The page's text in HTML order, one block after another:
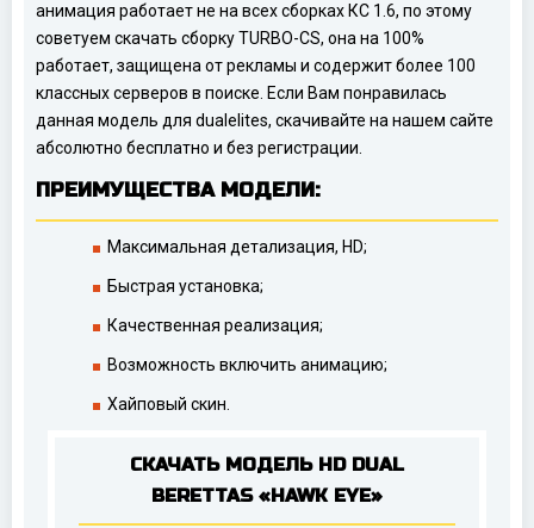
анимация работает не на всех сборках КС 1.6, по этому
советуем скачать сборку TURBO-CS, она на 100%
работает, защищена от рекламы и содержит более 100
классных серверов в поиске. Если Вам понравилась
данная модель для dualelites, скачивайте на нашем сайте
абсолютно бесплатно и без регистрации.
ПРЕИМУЩЕСТВА МОДЕЛИ:
Максимальная детализация, HD;
Быстрая установка;
Качественная реализация;
Возможность включить анимацию;
Хайповый скин.
СКАЧАТЬ МОДЕЛЬ HD DUAL
BERETTAS «HAWK EYE»